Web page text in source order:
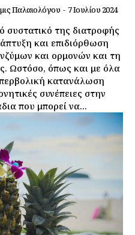
Παλαιολόγου - 7 Ιουλίου 2024
συστατικό της διατροφής
και επιδιόρθωση
και ορμονών και τη
Ωστόσο, όπως και με όλα
κατανάλωση
συνέπειες στην
που μπορεί να...